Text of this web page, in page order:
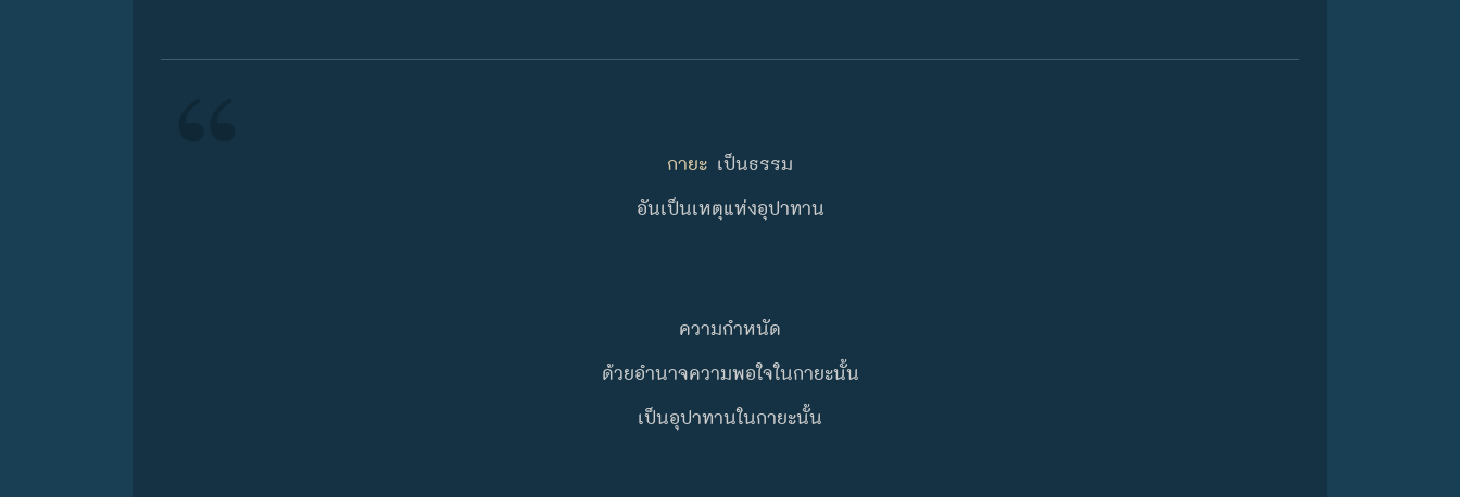
กายะ เป็นธรรม
อันเป็นเหตุแห่งอุปาทาน
ความกำหนัด
ด้วยอำนาจความพอใจในกายะนั้น
เป็นอุปาทานในกายะนั้น